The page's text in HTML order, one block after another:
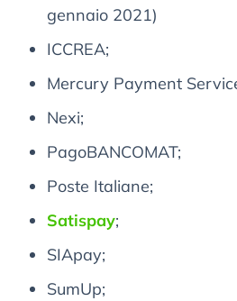
gennaio 2021)
ICCREA;
Mercury Payment
Nexi;
PagoBANCOMAT;
Poste Italiane;
Satispay;
SIApay;
SumUp;